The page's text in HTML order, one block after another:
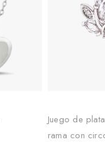
Juego de
rama con